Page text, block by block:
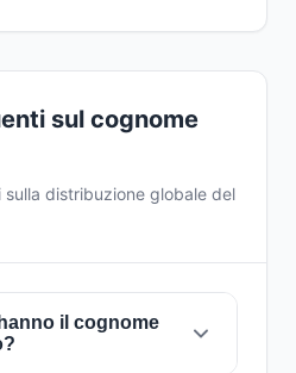
sul cognome
distribuzione globale del
il cognome